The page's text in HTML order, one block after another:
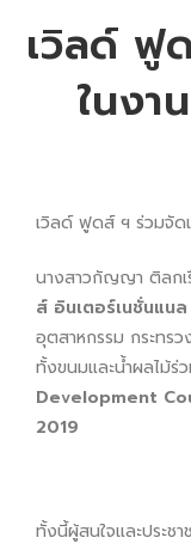
เวิลด์ ฟู
ในงา
เวิลด์ ฟูดส์ ฯ ร่วมจัด
นางสาวกัญญา ติลกเ
ส์ อินเตอร์เนชั่นแน
อุตสาหกรรม กระทร
ทั้งขนมและน้ำผลไม้ร่
Development
2019
ทั้งนี้ผู้สนใจและประชา